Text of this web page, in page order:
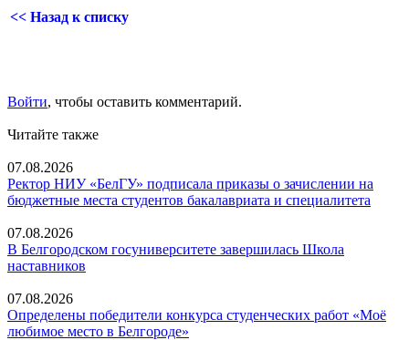
<< Назад к списку
Войти, чтобы оставить комментарий.
Читайте также
07.08.2026
Ректор НИУ «БелГУ» подписала приказы о зачислении на
бюджетные места студентов бакалавриата и специалитета
07.08.2026
В Белгородском госуниверситете завершилась Школа
наставников
07.08.2026
Определены победители конкурса студенческих работ «Моё
любимое место в Белгороде»